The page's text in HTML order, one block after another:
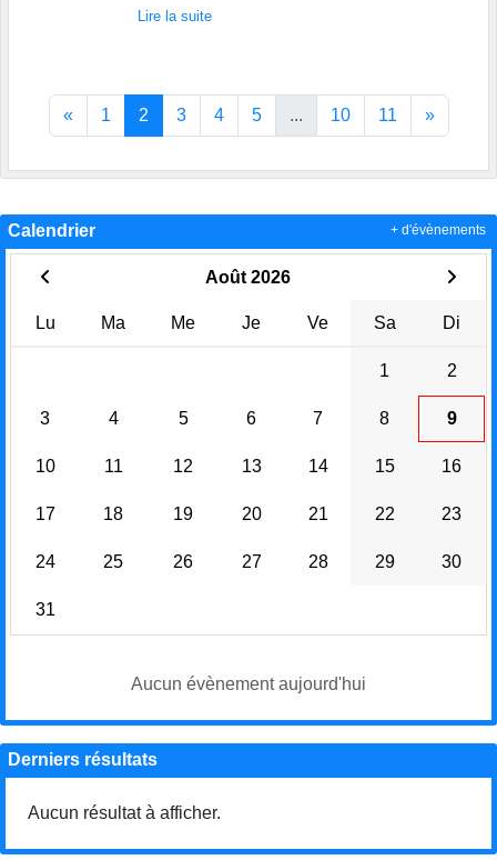
Lire la suite
« 1 2 3 4 5 ... 10 11 »
Calendrier
Août 2026
Lu Ma Me Je Ve Sa Di
1 2
3 4 5 6 7 8 9
10 11 12 13 14 15 16
17 18 19 20 21 22 23
24 25 26 27 28 29 30
31
Aucun évènement aujourd'hui
+ d'évènements
Derniers résultats
Aucun résultat à afficher.